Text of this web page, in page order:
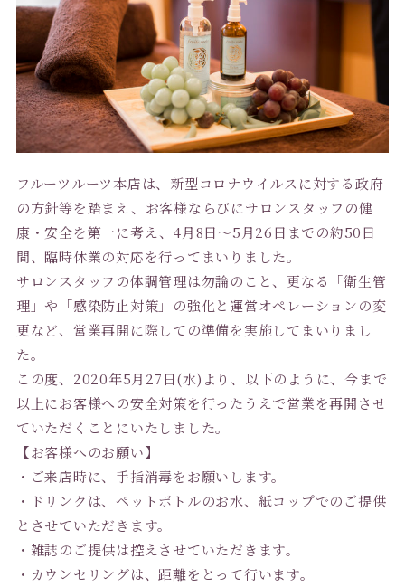
フルーツルーツ本店は、新型コロナウイルスに対する政府
の方針等を踏まえ、お客様ならびにサロンスタッフの健
康・安全を第一に考え、4月8日〜5月26日までの約50日
間、臨時休業の対応を行ってまいりました。
サロンスタッフの体調管理は勿論のこと、更なる「衛生管
理」や「感染防止対策」の強化と運営オペレーションの変
更など、営業再開に際しての準備を実施してまいりまし
た。
この度、2020年5月27日(水)より、以下のように、今まで
以上にお客様への安全対策を行ったうえで営業を再開させ
ていただくことにいたしました。
【お客様へのお願い】
・ご来店時に、手指消毒をお願いします。
・ドリンクは、ペットボトルのお水、紙コップでのご提供
とさせていただきます。
・雑誌のご提供は控えさせていただきます。
・カウンセリングは、距離をとって行います。